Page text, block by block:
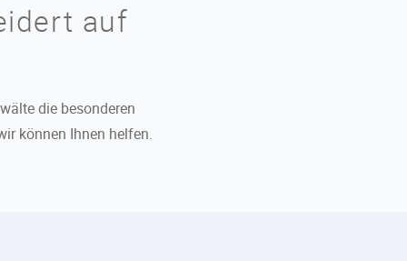
auf
die besonderen
können Ihnen helfen.